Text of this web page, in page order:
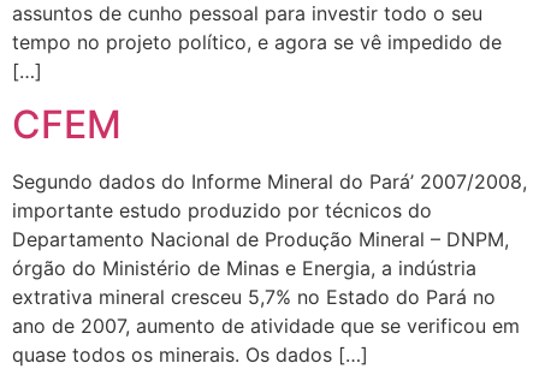
assuntos de cunho pessoal para investir todo o seu
tempo no projeto político, e agora se vê impedido de
[…]
CFEM
Segundo dados do Informe Mineral do Pará’ 2007/2008,
importante estudo produzido por técnicos do
Departamento Nacional de Produção Mineral – DNPM,
órgão do Ministério de Minas e Energia, a indústria
extrativa mineral cresceu 5,7% no Estado do Pará no
ano de 2007, aumento de atividade que se verificou em
quase todos os minerais. Os dados […]